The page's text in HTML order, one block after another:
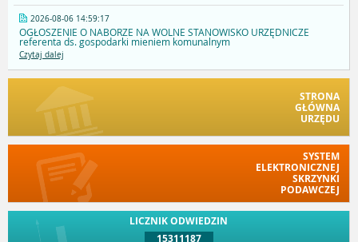
2026-08-06 14:59:17
OGŁOSZENIE O NABORZE NA WOLNE STANOWISKO URZĘDNICZE
referenta ds. gospodarki mieniem komunalnym
Czytaj dalej
STRONA
GŁÓWNA
URZĘDU
SYSTEM
ELEKTRONICZNEJ
SKRZYNKI
PODAWCZEJ
LICZNIK ODWIEDZIN
15311187